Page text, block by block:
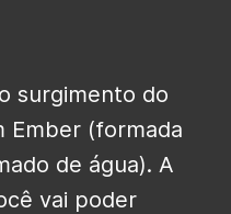
surgimento do
Ember (formada
de água). A
vai poder